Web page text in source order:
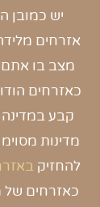
יש כמובן
אזרחים
מצב בו אתם
כאזרחים
קבע
מדינות
להחזיק
כאזרחים של